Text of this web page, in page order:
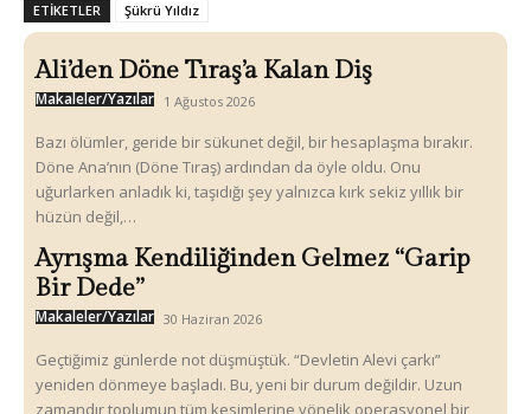
ETIKETLER Şükrü Yıldız
Ali’den Döne Tıraş’a Kalan Diş
Makaleler/Yazılar 1 Ağustos 2026
Bazı ölümler, geride bir sükunet değil, bir hesaplaşma bırakır.
Döne Ana’nın (Döne Tıraş) ardından da öyle oldu. Onu
uğurlarken anladık ki, taşıdığı şey yalnızca kırk sekiz yıllık bir
hüzün değil,…
Ayrışma Kendiliğinden Gelmez “Garip
Bir Dede”
Makaleler/Yazılar 30 Haziran 2026
Geçtiğimiz günlerde not düşmüştük. “Devletin Alevi çarkı”
yeniden dönmeye başladı. Bu, yeni bir durum değildir. Uzun
zamandır toplumun tüm kesimlerine yönelik operasyonel bir